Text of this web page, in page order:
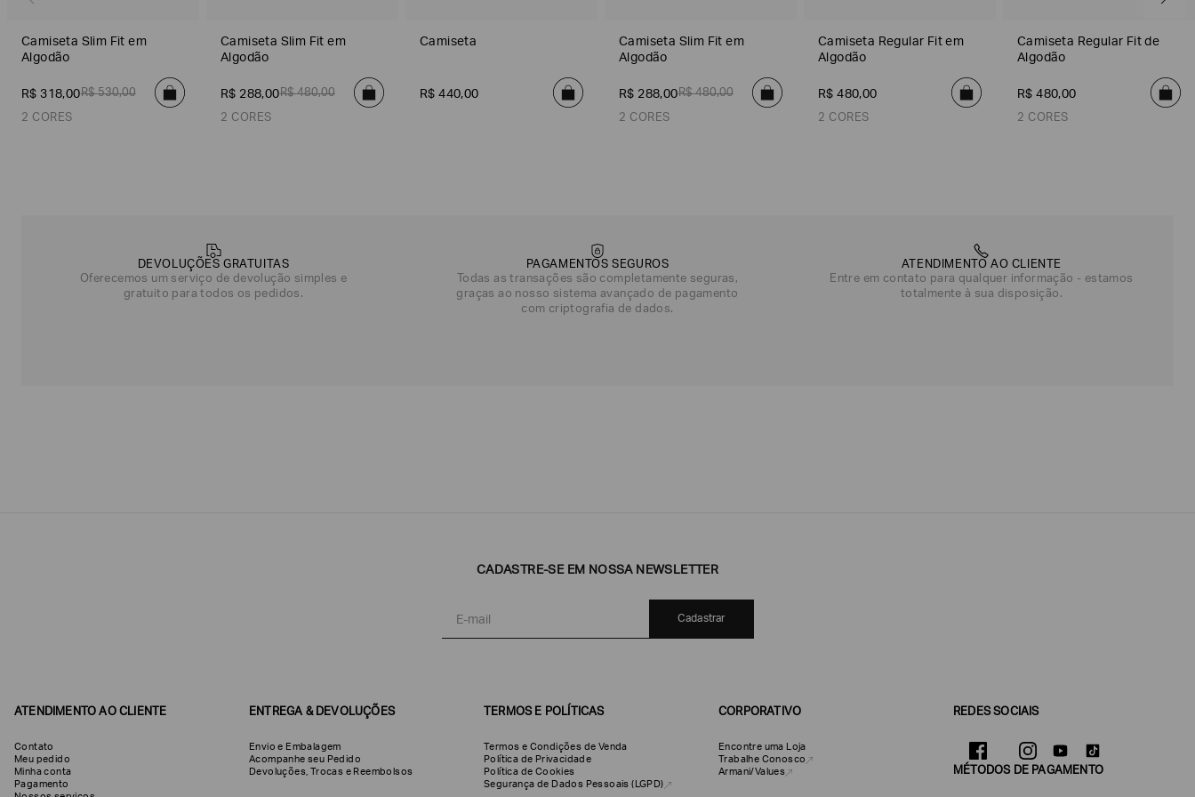
Camiseta Slim Fit em
Algodão
R$ 318,00R$ 530,00
2 CORES
Camiseta Slim Fit em
Algodão
R$ 288,00R$ 480,00
2 CORES
Camiseta
R$ 440,00
Camiseta Slim Fit em
Algodão
R$ 288,00R$ 480,00
2 CORES
Camiseta Regular Fit em
Algodão
R$ 480,00
2 CORES
Camiseta Regular Fit de
Algodão
R$ 480,00
2 CORES
DEVOLUÇÕES GRATUITAS
Oferecemos um serviço de devolução simples e
gratuito para todos os pedidos.
PAGAMENTOS SEGUROS
Todas as transações são completamente seguras,
graças ao nosso sistema avançado de pagamento
com criptografia de dados.
ATENDIMENTO AO CLIENTE
Entre em contato para qualquer informação - estamos
totalmente à sua disposição.
CADASTRE-SE EM NOSSA NEWSLETTER
Cadastrar
ATENDIMENTO AO CLIENTE
Contato
Meu pedido
Minha conta
Pagamento
ENTREGA & DEVOLUÇÕES
Envio e Embalagem
Acompanhe seu Pedido
Devoluções, Trocas e Reembolsos
TERMOS E POLÍTICAS
Termos e Condições de Venda
Política de Privacidade
Política de Cookies
Segurança de Dados Pessoais (LGPD)
CORPORATIVO
Encontre uma Loja
Trabalhe Conosco
Armani/Values
REDES SOCIAIS
MÉTODOS DE PAGAMENTO
contar
mais
sobre
EA7
Armani
Masculinos